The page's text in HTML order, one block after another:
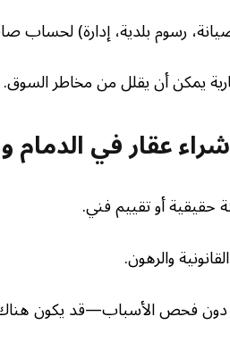
رسوم بلدية، إدارة) لحساب
يمكن أن يقلل من مخاطر السوق.
عقار في الدمام
حقيقية أو تقييم فني.
والرهون.
دون فحص الأسباب—قد يكون